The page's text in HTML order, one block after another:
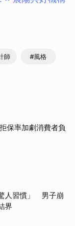
師 #風格
保率加劇消費者負
人習慣」 男子崩
界